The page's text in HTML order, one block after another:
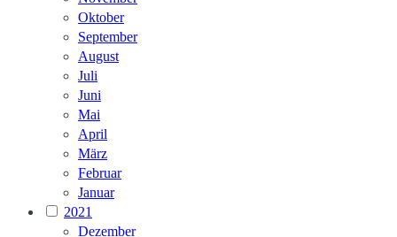
Oktober
September
August
Juli
Juni
Mai
April
März
Februar
Januar
2021
Dezember